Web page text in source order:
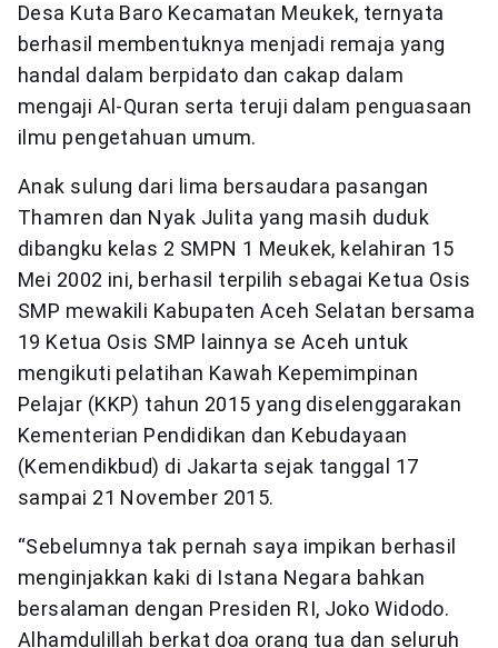
Desa Kuta Baro Kecamatan Meukek, ternyata
berhasil membentuknya menjadi remaja yang
handal dalam berpidato dan cakap dalam
mengaji Al-Quran serta teruji dalam penguasaan
ilmu pengetahuan umum.
Anak sulung dari lima bersaudara pasangan
Thamren dan Nyak Julita yang masih duduk
dibangku kelas 2 SMPN 1 Meukek, kelahiran 15
Mei 2002 ini, berhasil terpilih sebagai Ketua Osis
SMP mewakili Kabupaten Aceh Selatan bersama
19 Ketua Osis SMP lainnya se Aceh untuk
mengikuti pelatihan Kawah Kepemimpinan
Pelajar (KKP) tahun 2015 yang diselenggarakan
Kementerian Pendidikan dan Kebudayaan
(Kemendikbud) di Jakarta sejak tanggal 17
sampai 21 November 2015.
“Sebelumnya tak pernah saya impikan berhasil
menginjakkan kaki di Istana Negara bahkan
bersalaman dengan Presiden RI, Joko Widodo.
Alhamdulillah berkat doa orang tua dan seluruh